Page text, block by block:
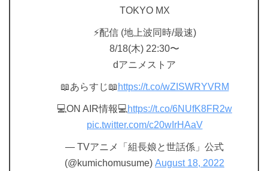
TOKYO MX
⚡配信 (地上波同時/最速)
8/18(木) 22:30〜
dアニメストア
📖あらすじ📖 https://t.co/wZISWRYVRM
💻ON AIR情報💻 https://t.co/6NUfK8FR2w
pic.twitter.com/c20wIrHAaV
— TVアニメ「組長娘と世話係」公式
(@kumichomusume) August 18, 2022